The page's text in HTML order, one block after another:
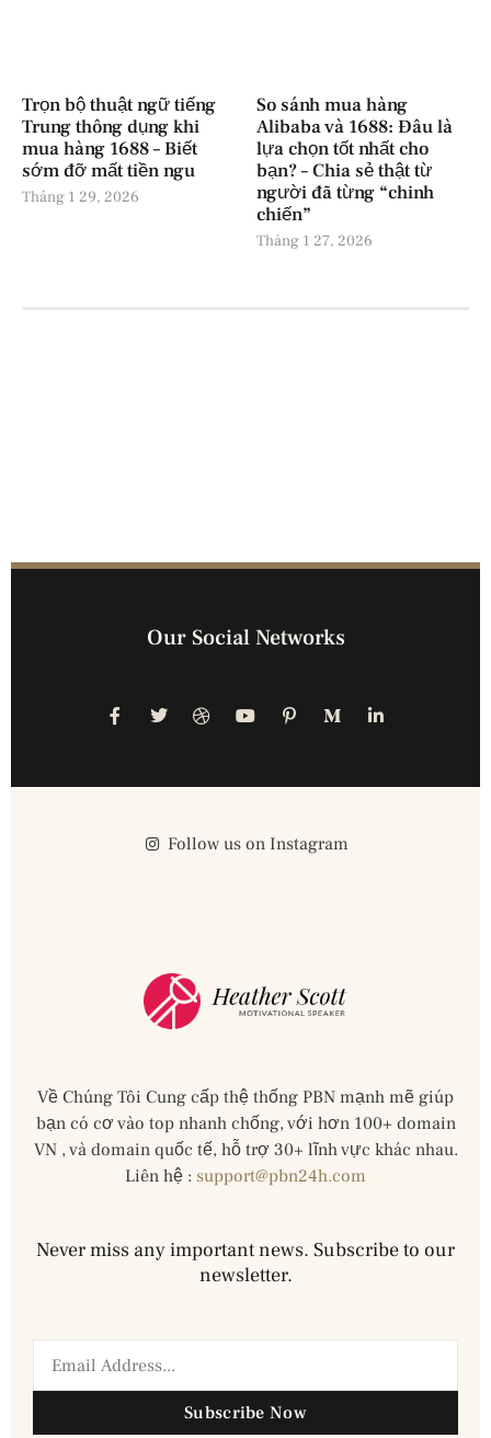
Trọn bộ thuật ngữ tiếng
Trung thông dụng khi
mua hàng 1688 – Biết
sớm đỡ mất tiền ngu
Tháng 1 29, 2026
So sánh mua hàng
Alibaba và 1688: Đâu là
lựa chọn tốt nhất cho
bạn? – Chia sẻ thật từ
người đã từng “chinh
chiến”
Tháng 1 27, 2026
Our Social Networks
Follow us on Instagram
Về Chúng Tôi Cung cấp thệ thống PBN mạnh mẽ giúp
bạn có cơ vào top nhanh chống, với hơn 100+ domain
VN , và domain quốc tế, hỗ trợ 30+ lĩnh vực khác nhau.
Liên hệ : support@pbn24h.com
Never miss any important news. Subscribe to our
newsletter.
Subscribe Now